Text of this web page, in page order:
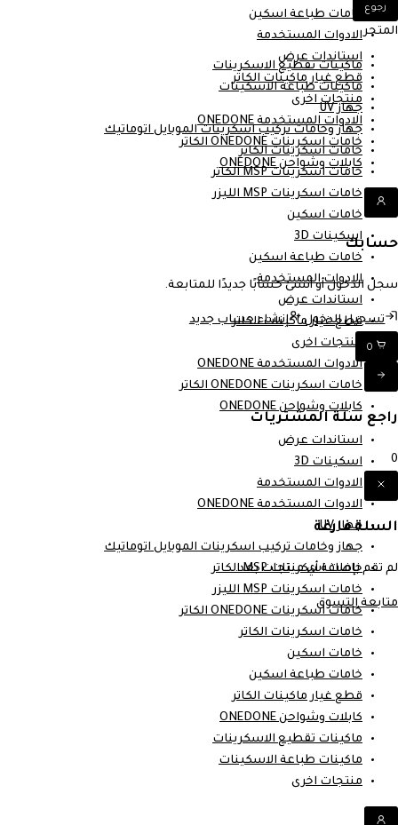
رجوع
المتجر
ماكينات تقطيع الاسكرينات
ماكينات طباعة الاسكينات
جهاز UV
جهاز وخامات تركيب اسكرينات الموبايل اتوماتيك
خامات اسكرينات الكاتر
خامات اسكرينات MSP الكاتر
خامات اسكرينات MSP الليزر
خامات اسكين
اسكينات 3D
خامات طباعة اسكين
الادوات المستخدمة
استاندات عرض
قطع غيار ماكينات الكاتر
منتجات اخرى
الادوات المستخدمة ONEDONE
خامات اسكرينات ONEDONE الكاتر
كابلات وشواحن ONEDONE
استاندات عرض
اسكينات 3D
الادوات المستخدمة
الادوات المستخدمة ONEDONE
جهاز UV
جهاز وخامات تركيب اسكرينات الموبايل اتوماتيك
خامات اسكرينات MSP الكاتر
خامات اسكرينات MSP الليزر
خامات اسكرينات ONEDONE الكاتر
خامات اسكرينات الكاتر
خامات اسكين
خامات طباعة اسكين
قطع غيار ماكينات الكاتر
كابلات وشواحن ONEDONE
ماكينات تقطيع الاسكرينات
ماكينات طباعة الاسكينات
منتجات اخرى
خامات طباعة اسكين
الادوات المستخدمة
استاندات عرض
قطع غيار ماكينات الكاتر
منتجات اخرى
الادوات المستخدمة ONEDONE
خامات اسكرينات ONEDONE الكاتر
كابلات وشواحن ONEDONE
حسابك
سجل الدخول أو أنشئ حسابًا جديدًا للمتابعة.
تسجيل الدخول إنشاء حساب جديد
0
راجع سلة المشتريات
0
السلة فارغة
لم تقم بإضافة أي منتجات بعد.
متابعة التسوق